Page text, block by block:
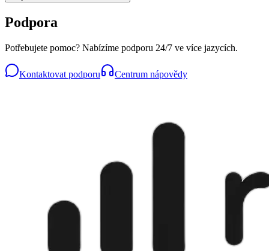
Podpora
Potřebujete pomoc? Nabízíme podporu 24/7 ve více jazycích.
Kontaktovat podporu Centrum nápovědy